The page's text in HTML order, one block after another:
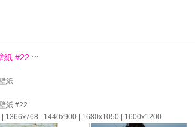
紙 #22 :::
紙
紙 #22
1366x768 | 1440x900 | 1680x1050 | 1600x1200